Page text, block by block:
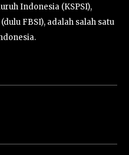
Indonesia (KSPSI),
FBSI), adalah salah satu